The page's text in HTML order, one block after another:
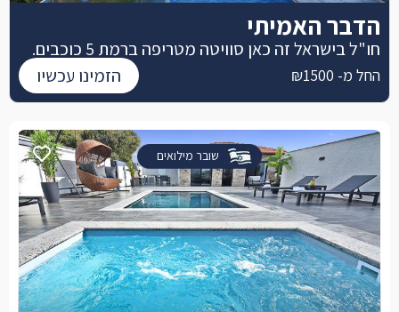
שובר מילואים
הדבר האמיתי
חו"ל בישראל זה כאן סוויטה מטריפה ברמת 5 כוכבים.
החל מ- ₪1500 הזמינו עכשיו